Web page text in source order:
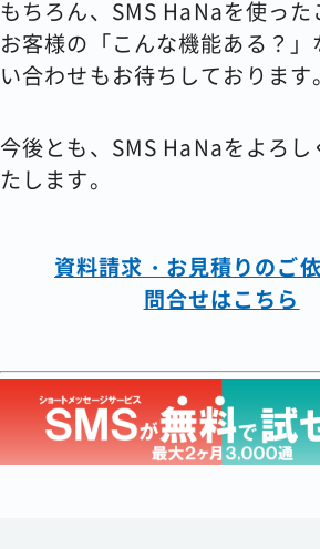
もちろん、SMS HaNaを使った
お客様の「こんな機能ある？」
い合わせもお待ちしております。
今後とも、SMS HaNaをよろし
たします。
資料請求・お見積りのご
問合せはこちら